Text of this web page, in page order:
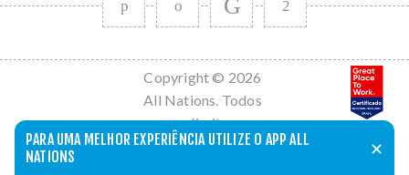
PARA UMA MELHOR EXPERIÊNCIA UTILIZE O APP ALL
NATIONS
✕
Copyright © 2026
All Nations. Todos
os direitos
reservados.